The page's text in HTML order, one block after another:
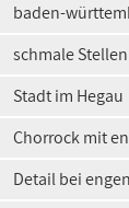
baden-
schmale Stellen
Stadt im Hegau
Chorrock mit
Detail bei